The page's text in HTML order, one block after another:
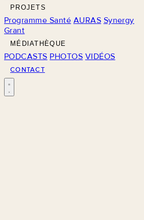
PROJETS
Programme Santé AURAS Synergy
Grant
MÉDIATHÈQUE
PODCASTS PHOTOS VIDÉOS
CONTACT